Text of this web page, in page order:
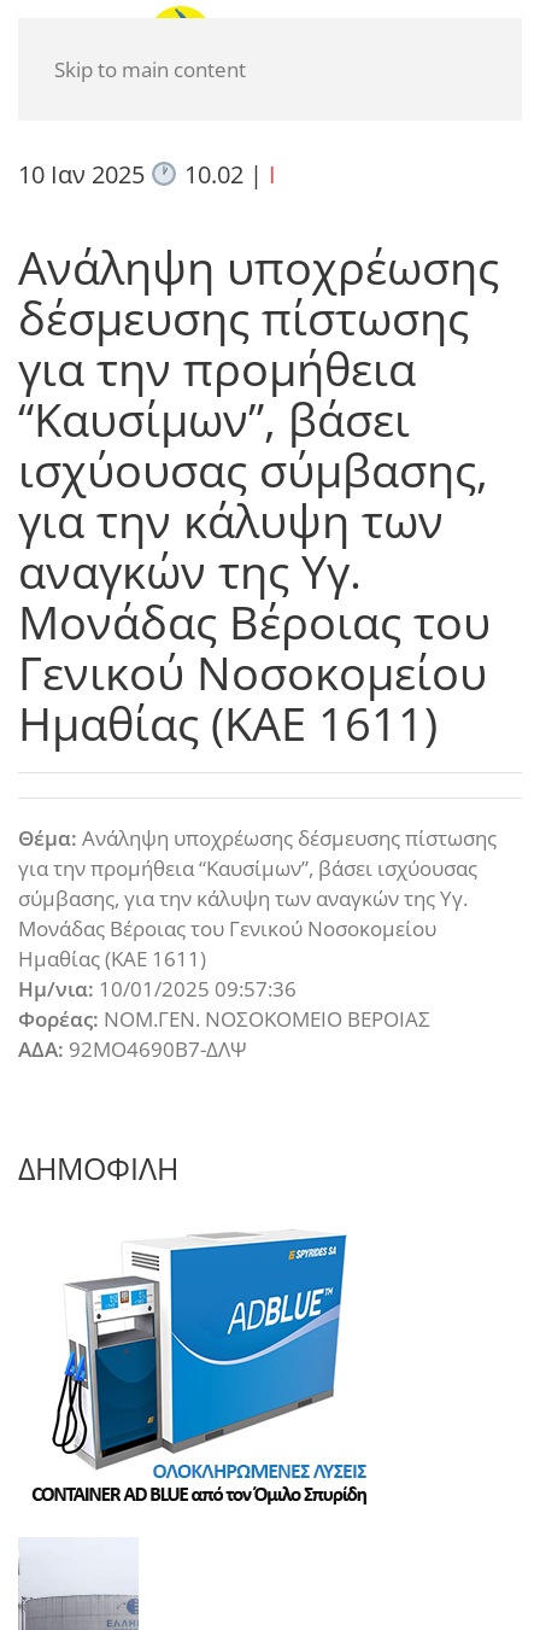
Skip to main content
10 Ιαν 2025 10.02| I
Ανάληψη υποχρέωσης
δέσμευσης πίστωσης
για την προμήθεια
“Καυσίμων”, βάσει
ισχύουσας σύμβασης,
για την κάλυψη των
αναγκών της Υγ.
Μονάδας Βέροιας του
Γενικού Νοσοκομείου
Ημαθίας (ΚΑΕ 1611)
Θέμα: Ανάληψη υποχρέωσης δέσμευσης πίστωσης
για την προμήθεια “Καυσίμων”, βάσει ισχύουσας
σύμβασης, για την κάλυψη των αναγκών της Υγ.
Μονάδας Βέροιας του Γενικού Νοσοκομείου
Ημαθίας (ΚΑΕ 1611)
Ημ/νια: 10/01/2025 09:57:36
Φορέας: ΝΟΜ.ΓΕΝ. ΝΟΣΟΚΟΜΕΙΟ ΒΕΡΟΙΑΣ
ΑΔΑ: 92ΜΟ4690Β7-ΔΛΨ
ΔΗΜΟΦΙΛΗ